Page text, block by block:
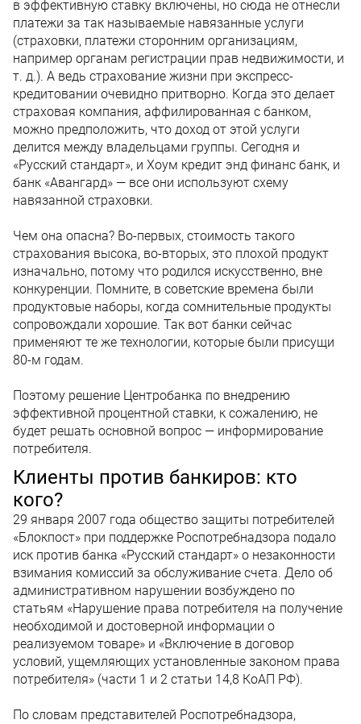
в эффективную ставку включены, но сюда не отнесли
платежи за так называемые навязанные услуги
(страховки, платежи сторонним организациям,
например органам регистрации прав недвижимости, и
т. д.). А ведь страхование жизни при экспресс-
кредитовании очевидно притворно. Когда это делает
страховая компания, аффилированная с банком,
можно предположить, что доход от этой услуги
делится между владельцами группы. Сегодня и
«Русский стандарт», и Хоум кредит энд финанс банк, и
банк «Авангард» — все они используют схему
навязанной страховки.
Чем она опасна? Во-первых, стоимость такого
страхования высока, во-вторых, это плохой продукт
изначально, потому что родился искусственно, вне
конкуренции. Помните, в советские времена были
продуктовые наборы, когда сомнительные продукты
сопровождали хорошие. Так вот банки сейчас
применяют те же технологии, которые были присущи
80-м годам.
Поэтому решение Центробанка по внедрению
эффективной процентной ставки, к сожалению, не
будет решать основной вопрос — информирование
потребителя.
Клиенты против банкиров: кто
кого?
29 января 2007 года общество защиты потребителей
«Блокпост» при поддержке Роспотребнадзора подало
иск против банка «Русский стандарт» о незаконности
взимания комиссий за обслуживание счета. Дело об
административном нарушении возбуждено по
статьям «Нарушение права потребителя на получение
необходимой и достоверной информации о
реализуемом товаре» и «Включение в договор
условий, ущемляющих установленные законом права
потребителя» (части 1 и 2 статьи 14,8 КоАП РФ).
По словам представителей Роспотребнадзора,